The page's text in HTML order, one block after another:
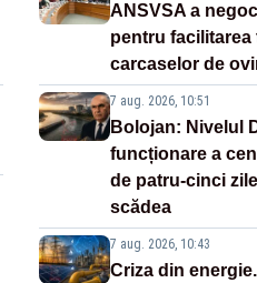
ANSVSA a
pentru facilitarea
carcaselor de
7 aug. 2026, 10:51
Bolojan: Nivelul
funcționare a
de patru-cinci
scădea
7 aug. 2026, 10:43
Criza din